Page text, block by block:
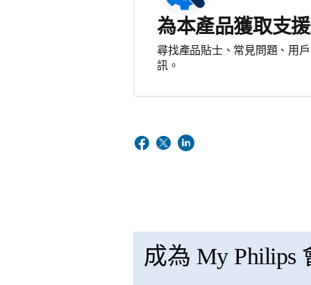
為本產品獲取支援
尋找產品貼士、常見問題、用
訊。
成為 My Philips